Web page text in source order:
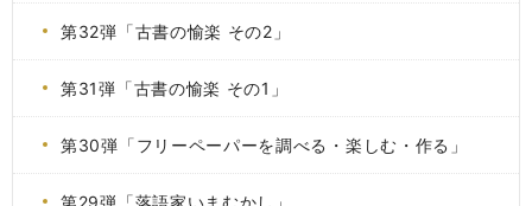
第32弾「古書の愉楽 その2」
第31弾「古書の愉楽 その1」
第30弾「フリーペーパーを調べる・楽しむ・作る」
第29弾「落語家いまむかし」